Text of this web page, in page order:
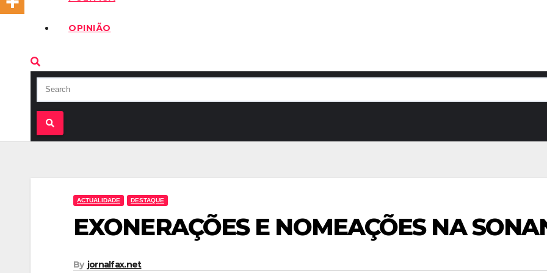
OPINIÃO
ACTUALIDADE DESTAQUE
EXONERAÇÕES E NOMEAÇÕES NA
By jornalfax.net